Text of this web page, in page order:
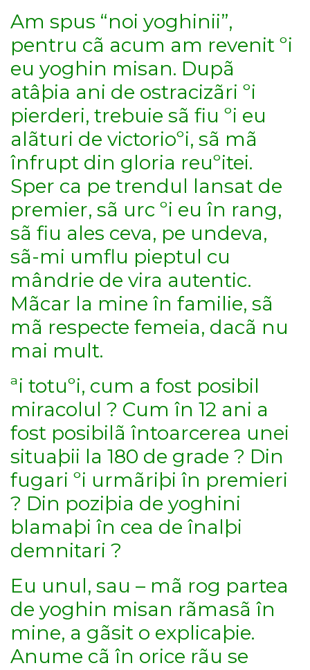
Am spus “noi yoghinii”,
pentru cã acum am revenit ºi
eu yoghin misan. Dupã
atâþia ani de ostracizãri ºi
pierderi, trebuie sã fiu ºi eu
alãturi de victorioºi, sã mã
înfrupt din gloria reuºitei.
Sper ca pe trendul lansat de
premier, sã urc ºi eu în rang,
sã fiu ales ceva, pe undeva,
sã-mi umflu pieptul cu
mândrie de vira autentic.
Mãcar la mine în familie, sã
mã respecte femeia, dacã nu
mai mult.
ªi totuºi, cum a fost posibil
miracolul ? Cum în 12 ani a
fost posibilã întoarcerea unei
situaþii la 180 de grade ? Din
fugari ºi urmãriþi în premieri
? Din poziþia de yoghini
blamaþi în cea de înalþi
demnitari ?
Eu unul, sau – mã rog partea
de yoghin misan rãmasã în
mine, a gãsit o explicaþie.
Anume cã în orice rãu se